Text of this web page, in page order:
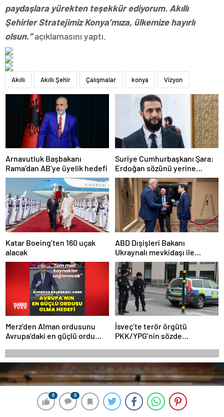
0 0
0 0
paydaşlara yürekten teşekkür ediyorum. Akıllı
Şehirler Stratejimiz Konya’mıza, ülkemize hayırlı
olsun.”açıklamasını yaptı.
Akıllı Akıllı Şehir Çalışmalar konya Vizyon
Arnavutluk Başbakanı
Rama’dan AB’ye üyelik hedefi
Suriye Cumhurbaşkanı Şara:
Erdoğan sözünü yerine
getirdi. Trump’a da çok
teşekkür ederim
Katar Boeing’ten 160 uçak
alacak
ABD Dışişleri Bakanı
Ukraynalı mevkidaşı ile
görüştü
Merz’den Alman ordusunu
Avrupa’daki en güçlü ordu
İsveç’te terör örgütü
PKK/YPG’nin sözde
0 0